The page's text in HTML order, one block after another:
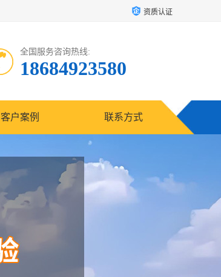
资质认证
全国服务咨询热线:
18684923580
客户案例 联系方式